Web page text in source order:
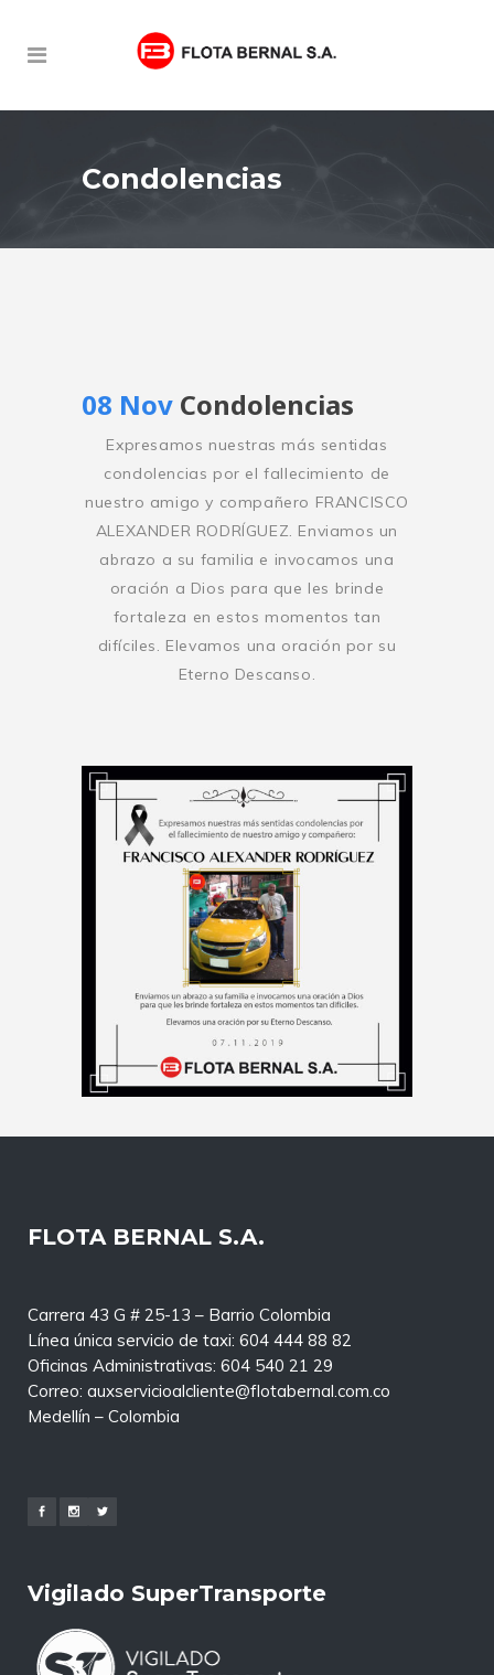
Condolencias
08 Nov Condolencias
Expresamos nuestras más sentidas
condolencias por el fallecimiento de
nuestro amigo y compañero FRANCISCO
ALEXANDER RODRÍGUEZ. Enviamos un
abrazo a su familia e invocamos una
oración a Dios para que les brinde
fortaleza en estos momentos tan
difíciles. Elevamos una oración por su
Eterno Descanso.
FLOTA BERNAL S.A.
Carrera 43 G # 25-13 – Barrio Colombia
Línea única servicio de taxi: 604 444 88 82
Oficinas Administrativas: 604 540 21 29
Correo: auxservicioalcliente@flotabernal.com.co
Medellín – Colombia
Vigilado SuperTransporte